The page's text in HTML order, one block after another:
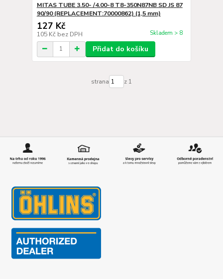
MITAS TUBE 3.50- /4.00-8 T8-350N87NB SD JS 87
90/90 (REPLACEMENT:70000862) (1,5 mm)
127 Kč
105 Kč bez DPH Skladem > 8
Přidat do košíku
strana z 1